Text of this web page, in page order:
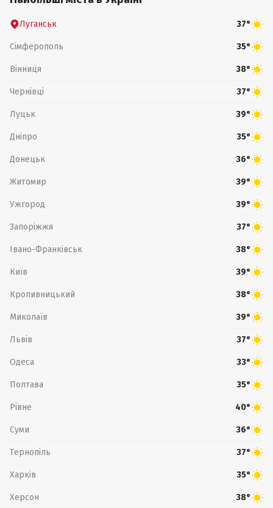
Луганськ 37°
Сімферополь 35°
Вінниця 38°
Чернівці 37°
Луцьк 39°
Дніпро 35°
Донецьк 36°
Житомир 39°
Ужгород 39°
Запоріжжя 37°
Івано-Франківськ 38°
Київ 39°
Кропивницький 38°
Миколаїв 39°
Львів 37°
Одеса 33°
Полтава 35°
Рівне 40°
Суми 36°
Тернопіль 37°
Харків 35°
Херсон 38°